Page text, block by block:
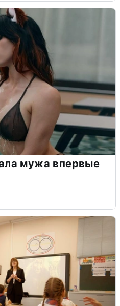
мужа впервые